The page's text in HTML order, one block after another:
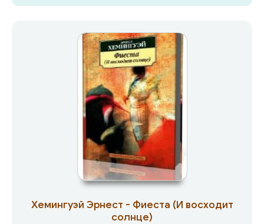
Хемингуэй Эрнест - Фиеста (И восходит
солнце)